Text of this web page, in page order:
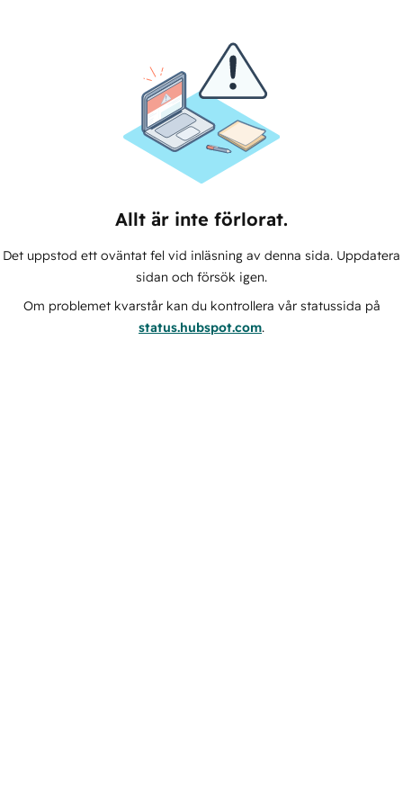
Allt är inte förlorat.
Det uppstod ett oväntat fel vid inläsning av denna sida. Uppdatera
sidan och försök igen.
Om problemet kvarstår kan du kontrollera vår statussida på
status.hubspot.com.